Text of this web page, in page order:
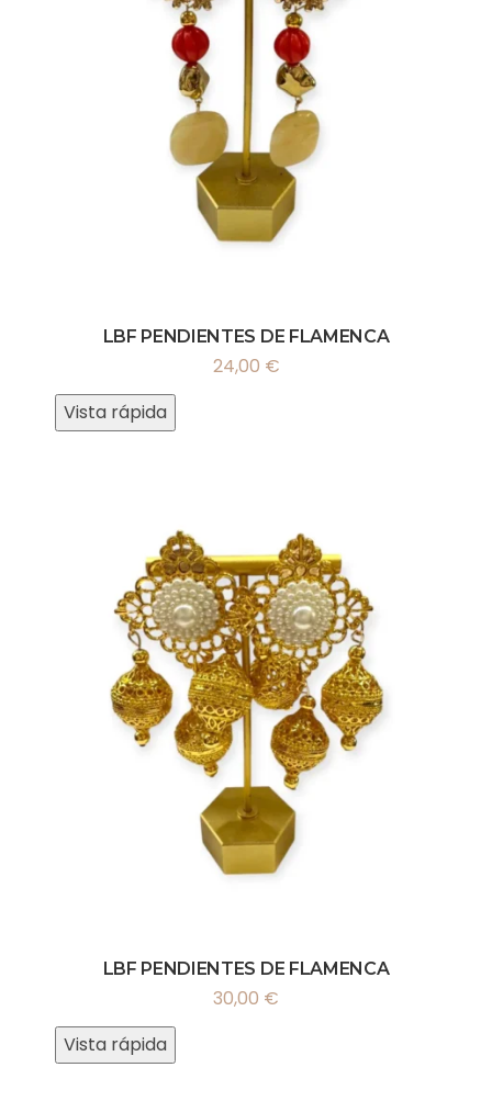
LBF PENDIENTES DE FLAMENCA
24,00 €
Vista rápida
LBF PENDIENTES DE FLAMENCA
30,00 €
Vista rápida